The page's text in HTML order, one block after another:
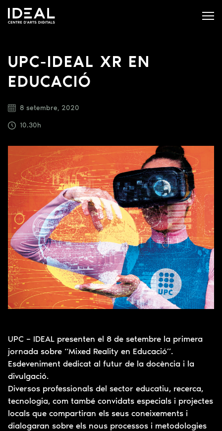
UPC-IDEAL XR EN
EDUCACIÓ
8 setembre, 2020
10.30h
UPC – IDEAL presenten el 8 de setembre la primera
jornada sobre “Mixed Reality en Educació”.
Esdeveniment dedicat al futur de la docència i la
divulgació.
Diversos professionals del sector educatiu, recerca,
tecnologia, com també convidats especials i projectes
locals que compartiran els seus coneixements i
dialogaran sobre els nous processos i metodologies